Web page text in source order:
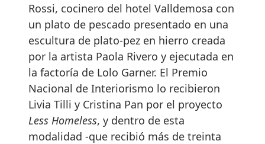
Rossi, cocinero del hotel Valldemosa con
un plato de pescado presentado en una
escultura de plato-pez en hierro creada
por la artista Paola Rivero y ejecutada en
la factoría de Lolo Garner. El Premio
Nacional de Interiorismo lo recibieron
Livia Tilli y Cristina Pan por el proyecto
Less Homeless, y dentro de esta
modalidad -que recibió más de treinta